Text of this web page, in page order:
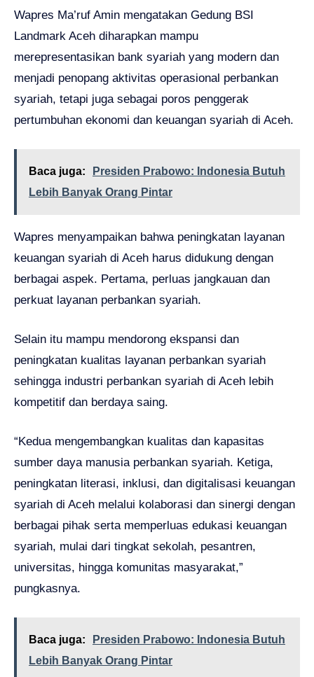
Wapres Ma’ruf Amin mengatakan Gedung BSI
Landmark Aceh diharapkan mampu
merepresentasikan bank syariah yang modern dan
menjadi penopang aktivitas operasional perbankan
syariah, tetapi juga sebagai poros penggerak
pertumbuhan ekonomi dan keuangan syariah di Aceh.
Baca juga:
Presiden Prabowo: Indonesia Butuh
Lebih Banyak Orang Pintar
Wapres menyampaikan bahwa peningkatan layanan
keuangan syariah di Aceh harus didukung dengan
berbagai aspek. Pertama, perluas jangkauan dan
perkuat layanan perbankan syariah.
Selain itu mampu mendorong ekspansi dan
peningkatan kualitas layanan perbankan syariah
sehingga industri perbankan syariah di Aceh lebih
kompetitif dan berdaya saing.
“Kedua mengembangkan kualitas dan kapasitas
sumber daya manusia perbankan syariah. Ketiga,
peningkatan literasi, inklusi, dan digitalisasi keuangan
syariah di Aceh melalui kolaborasi dan sinergi dengan
berbagai pihak serta memperluas edukasi keuangan
syariah, mulai dari tingkat sekolah, pesantren,
universitas, hingga komunitas masyarakat,”
pungkasnya.
Baca juga:
Presiden Prabowo: Indonesia Butuh
Lebih Banyak Orang Pintar